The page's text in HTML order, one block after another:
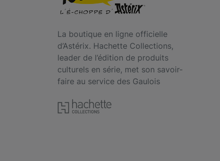
La boutique en ligne officielle
d’Astérix. Hachette Collections,
leader de l’édition de produits
culturels en série, met son savoir-
faire au service des Gaulois